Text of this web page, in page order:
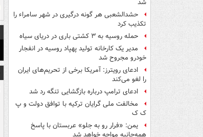
شد
حشدالشعبی هر گونه درگیری در شهر سامراء را
تکذیب کرد
حمله روسیه به ۳ کشتی باری در دریای سیاه
مدیر یک کارخانه تولید پهپاد روسیه در انفجار
خودرو مجروح شد
ادعای رویترز: آمریکا برخی از تحریم‌های ایران
را لغو می‌کند
ادعای ترامپ درباره بازگشایی تنگه رد شد
مخالفت ملی گرایان ترکیه با توافق دولت و پ
ک ک
یمن: «فرار رو به جلو» عربستان با پاسخ
همه‌جانبه‌ مواجه خواهد شد